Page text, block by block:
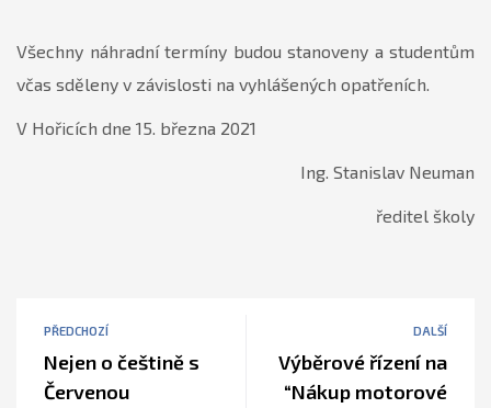
Všechny náhradní termíny budou stanoveny a studentům
včas sděleny v závislosti na vyhlášených opatřeních.
V Hořicích dne 15. března 2021
Ing. Stanislav Neuman
ředitel školy
PŘEDCHOZÍ
Nejen o češtině s
Červenou
DALŠÍ
Výběrové řízení na
“Nákup motorové